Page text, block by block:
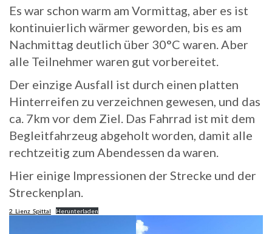
Es war schon warm am Vormittag, aber es ist
kontinuierlich wärmer geworden, bis es am
Nachmittag deutlich über 30°C waren. Aber
alle Teilnehmer waren gut vorbereitet.
Der einzige Ausfall ist durch einen platten
Hinterreifen zu verzeichnen gewesen, und das
ca. 7km vor dem Ziel. Das Fahrrad ist mit dem
Begleitfahrzeug abgeholt worden, damit alle
rechtzeitig zum Abendessen da waren.
Hier einige Impressionen der Strecke und der
Streckenplan.
2_Lienz_Spittal Herunterladen